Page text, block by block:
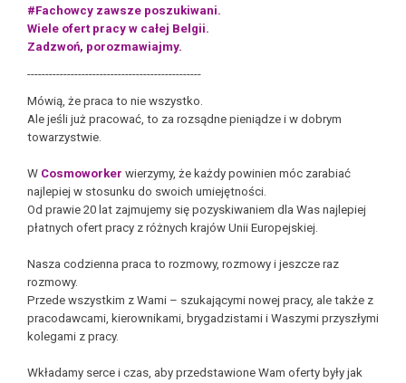
#Fachowcy zawsze poszukiwani.
Wiele ofert pracy w całej Belgii.
Zadzwoń, porozmawiajmy.
------------------------------------------------
Mówią, że praca to nie wszystko.
Ale jeśli już pracować, to za rozsądne pieniądze i w dobrym
towarzystwie.
W Cosmoworker wierzymy, że każdy powinien móc zarabiać
najlepiej w stosunku do swoich umiejętności.
Od prawie 20 lat zajmujemy się pozyskiwaniem dla Was najlepiej
płatnych ofert pracy z różnych krajów Unii Europejskiej.
Nasza codzienna praca to rozmowy, rozmowy i jeszcze raz
rozmowy.
Przede wszystkim z Wami – szukającymi nowej pracy, ale także z
pracodawcami, kierownikami, brygadzistami i Waszymi przyszłymi
kolegami z pracy.
Wkładamy serce i czas, aby przedstawione Wam oferty były jak